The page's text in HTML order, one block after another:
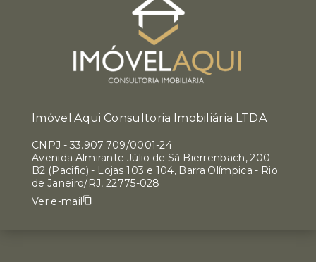
Imóvel Aqui Consultoria Imobiliária LTDA
CNPJ - 33.907.709/0001-24
Avenida Almirante Júlio de Sá Bierrenbach, 200
B2 (Pacific) - Lojas 103 e 104, Barra Olímpica - Rio
de Janeiro/RJ, 22775-028
Ver e-mail